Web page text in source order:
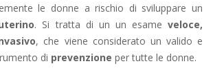
le donne a rischio di sviluppare un
. Si tratta di un un esameveloce,
, che viene considerato un valido e
di prevenzione per tutte le donne.